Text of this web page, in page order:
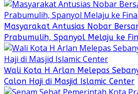
Masyarakat Antusias Nobar
Prabumulih, Spanyol Melaju ke
Wali Kota H Arlan Melepas
Calon Haji di Masjid Islamic Center